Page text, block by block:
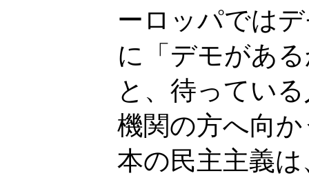
ーロッパでは
に「デモがあ
と、待ってい
機関の方へ向
本の民主主義